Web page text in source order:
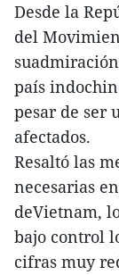
Desde la
del
país
pesar de ser
afectados.
Resaltó las
necesarias
deVietnam,
bajo control
cifras muy